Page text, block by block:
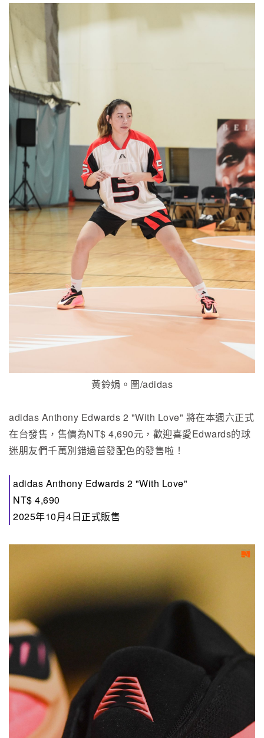
黃鈴娟。圖/adidas
adidas Anthony Edwards 2 "With Love" 將在本週六正式
在台發售，售價為NT$ 4,690元，歡迎喜愛Edwards的球
迷朋友們千萬別錯過首發配色的發售啦！
adidas Anthony Edwards 2 "With Love"
NT$ 4,690
2025年10月4日正式販售